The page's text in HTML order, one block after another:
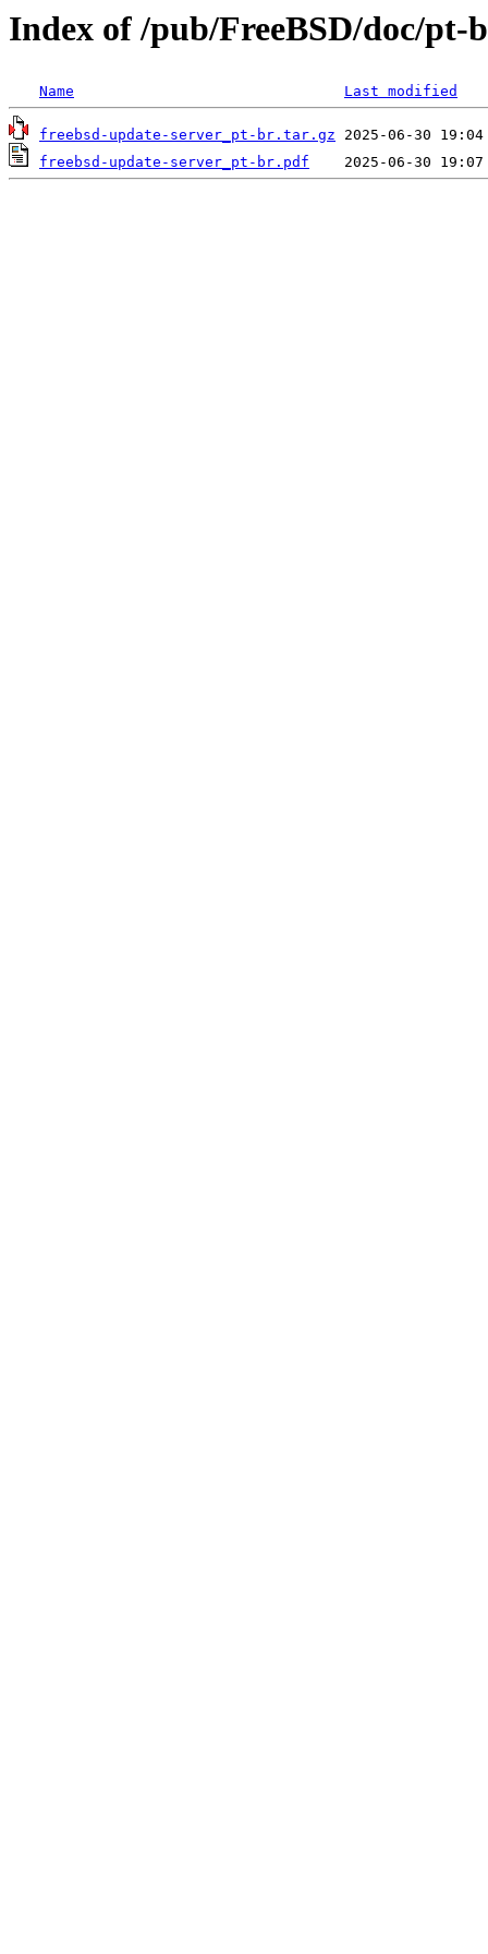
Index of /pub/FreeBSD/doc/pt-
Name Last modified
freebsd-update-server_pt-br.tar.gz
freebsd-update-server_pt-br.pdf